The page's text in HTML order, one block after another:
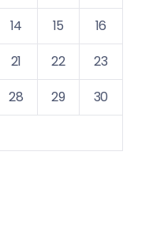
14 15
16
21 22
23
28 29
30